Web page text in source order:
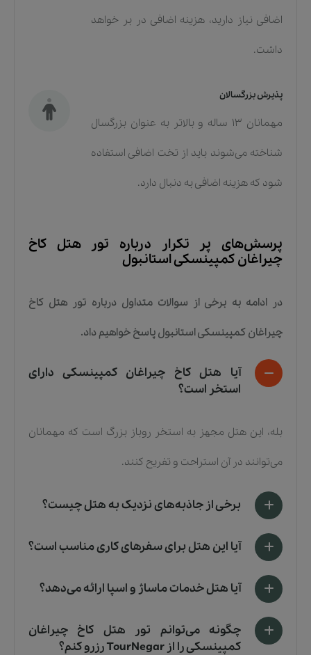
اضافی نیاز دارید، هزینه اضافی در بر خواهد
داشت.
پذیرش بزرگسالان
مهمانان ۱۳ ساله و بالاتر به عنوان بزرگسال
شناخته می‌شوند باید از تخت اضافی استفاده
شود که هزینه اضافی به دنبال دارد.
پرسش‌های پر تکرار درباره تور هتل کاخ
چیراغان کمپینسکی استانبول
در ادامه به برخی از سوالات متداول درباره تور هتل کاخ
چیراغان کمپینسکی استانبول پاسخ خواهیم داد.
آیا هتل کاخ چیراغان کمپینسکی دارای
استخر است؟
بله، این هتل مجهز به استخر روباز بزرگ است که مهمانان
می‌توانند در آن استراحت و تفریح کنند.
برخی از جاذبه‌های نزدیک به هتل چیست؟
آیا این هتل برای سفرهای کاری مناسب است؟
آیا هتل خدمات ماساژ و اسپا ارائه می‌دهد؟
چگونه می‌توانم تور هتل کاخ چیراغان
کمپینسکی را از TourNegar رزرو کنم؟